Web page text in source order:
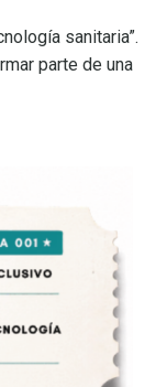
sanitaria”.
parte de una